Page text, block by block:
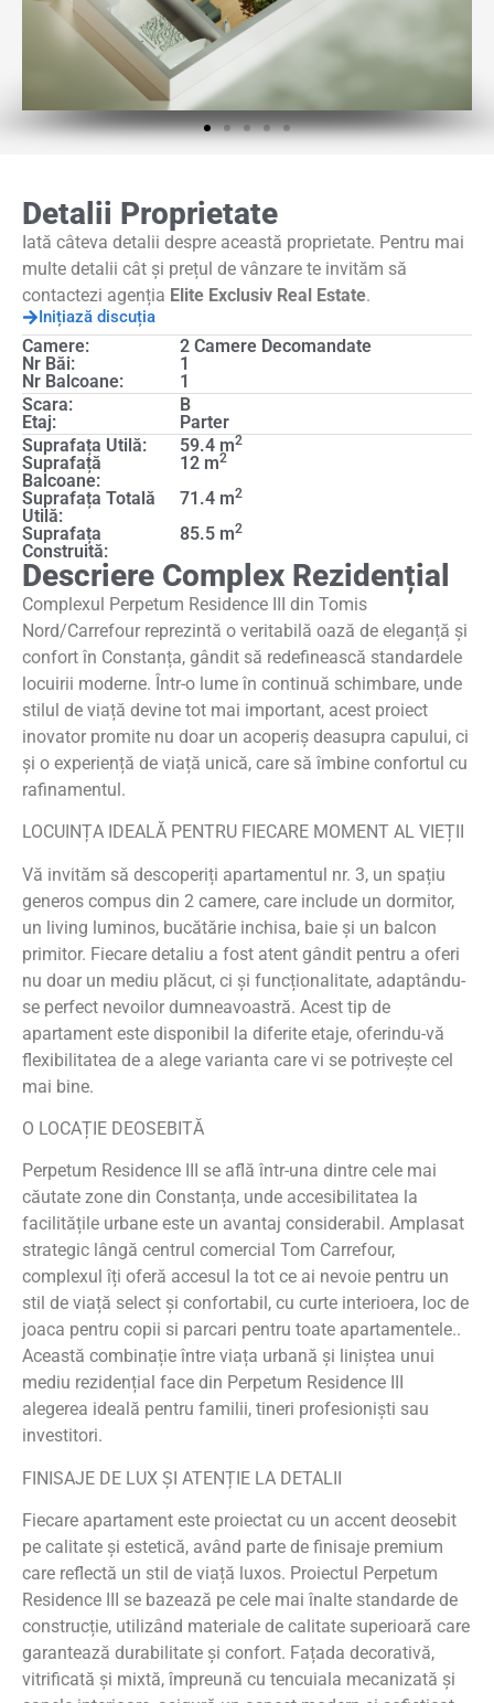
Detalii Proprietate
Iată câteva detalii despre această proprietate. Pentru mai
multe detalii cât și prețul de vânzare te invităm să
contactezi agenția Elite Exclusiv Real Estate.
Inițiază discuția
Camere:
2 Camere Decomandate
Nr Băi:
1
Nr Balcoane:
1
Scara:
B
Etaj:
Parter
Suprafața Utilă:
59.4 m2
Suprafață
Balcoane:
12 m2
Suprafața Totală
Utilă:
71.4 m2
Suprafața
Construită:
85.5 m2
Descriere Complex Rezidențial
Complexul Perpetum Residence III din Tomis
Nord/Carrefour reprezintă o veritabilă oază de eleganță și
confort în Constanța, gândit să redefinească standardele
locuirii moderne. Într-o lume în continuă schimbare, unde
stilul de viață devine tot mai important, acest proiect
inovator promite nu doar un acoperiș deasupra capului, ci
și o experiență de viață unică, care să îmbine confortul cu
rafinamentul.
LOCUINȚA IDEALĂ PENTRU FIECARE MOMENT AL VIEȚII
Vă invităm să descoperiți apartamentul nr. 3, un spațiu
generos compus din 2 camere, care include un dormitor,
un living luminos, bucătărie inchisa, baie și un balcon
primitor. Fiecare detaliu a fost atent gândit pentru a oferi
nu doar un mediu plăcut, ci și funcționalitate, adaptându-
se perfect nevoilor dumneavoastră. Acest tip de
apartament este disponibil la diferite etaje, oferindu-vă
flexibilitatea de a alege varianta care vi se potrivește cel
mai bine.
O LOCAȚIE DEOSEBITĂ
Perpetum Residence III se află într-una dintre cele mai
căutate zone din Constanța, unde accesibilitatea la
facilitățile urbane este un avantaj considerabil. Amplasat
strategic lângă centrul comercial Tom Carrefour,
complexul îți oferă accesul la tot ce ai nevoie pentru un
stil de viață select și confortabil, cu curte interioera, loc de
joaca pentru copii si parcari pentru toate apartamentele..
Această combinație între viața urbană și liniștea unui
mediu rezidențial face din Perpetum Residence III
alegerea ideală pentru familii, tineri profesioniști sau
investitori.
FINISAJE DE LUX ȘI ATENȚIE LA DETALII
Fiecare apartament este proiectat cu un accent deosebit
pe calitate și estetică, având parte de finisaje premium
care reflectă un stil de viață luxos. Proiectul Perpetum
Residence III se bazează pe cele mai înalte standarde de
construcție, utilizând materiale de calitate superioară care
garantează durabilitate și confort. Fațada decorativă,
vitrificată și mixtă, împreună cu tencuiala mecanizată și